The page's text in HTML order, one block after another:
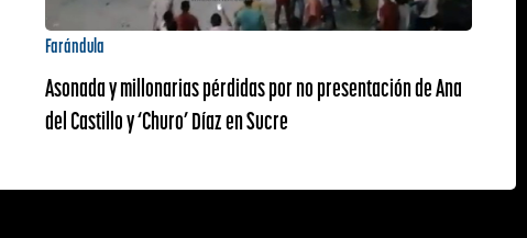
Farándula
Asonada y millonarias pérdidas por no presentación de Ana
del Castillo y ‘Churo’ Díaz en Sucre